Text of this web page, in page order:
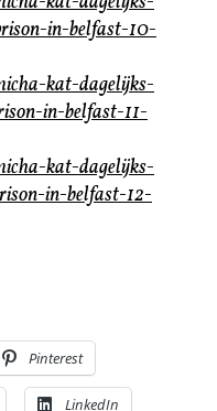
in-belfast-10-
kat-dagelijks-
in-belfast-11-
kat-dagelijks-
in-belfast-12-
Pinterest
LinkedIn